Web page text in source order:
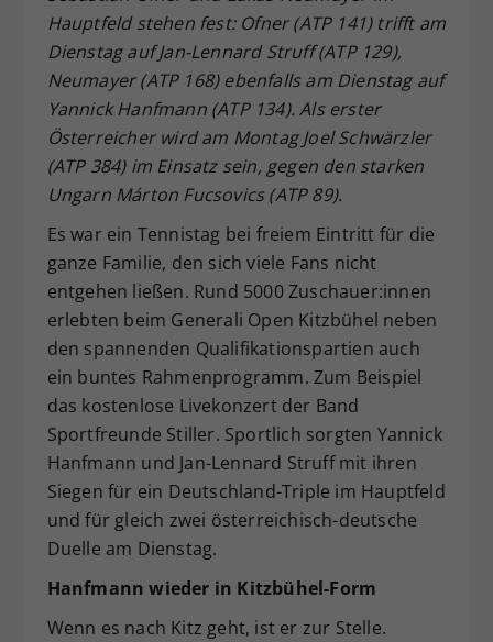
Hauptfeld stehen fest: Ofner (ATP 141) trifft am
Dienstag auf Jan-Lennard Struff (ATP 129),
Neumayer (ATP 168) ebenfalls am Dienstag auf
Yannick Hanfmann (ATP 134). Als erster
Österreicher wird am Montag Joel Schwärzler
(ATP 384) im Einsatz sein, gegen den starken
Ungarn Márton Fucsovics (ATP 89).
Es war ein Tennistag bei freiem Eintritt für die
ganze Familie, den sich viele Fans nicht
entgehen ließen. Rund 5000 Zuschauer:innen
erlebten beim Generali Open Kitzbühel neben
den spannenden Qualifikationspartien auch
ein buntes Rahmenprogramm. Zum Beispiel
das kostenlose Livekonzert der Band
Sportfreunde Stiller. Sportlich sorgten Yannick
Hanfmann und Jan-Lennard Struff mit ihren
Siegen für ein Deutschland-Triple im Hauptfeld
und für gleich zwei österreichisch-deutsche
Duelle am Dienstag.
Hanfmann wieder in Kitzbühel-Form
Wenn es nach Kitz geht, ist er zur Stelle.
Zweck
Dieser Wert speichert Ihre Consent-
Einstellungen. Unter anderem eine
zufällig generierte ID, für die
historische Speicherung Ihrer
vorgenommen Einstellungen, falls der
Webseiten-Betreiber dies eingestellt
hat.